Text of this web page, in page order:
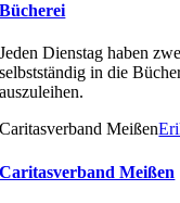
Bücherei
Jeden Dienstag haben
selbstständig in die
auszuleihen.
Caritasverband Meißen
Caritasverband Meißen